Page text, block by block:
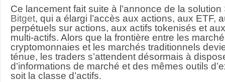
Ce lancement fait suite à l’annonce de la solution
Bitget, qui a élargi l’accès aux actions, aux ETF,
perpétuels sur actions, aux actifs tokenisés et
multi-actifs. Alors que la frontière entre les
cryptomonnaies et les marchés traditionnels
ténue, les traders s’attendent désormais à
d’informations de marché et des mêmes outils
soit la classe d’actifs.